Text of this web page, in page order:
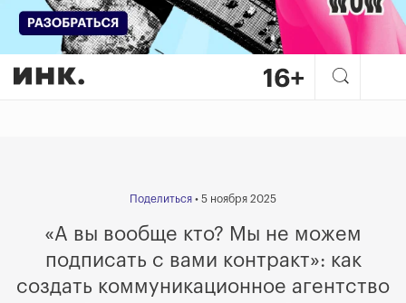
Поделиться • 5 ноября 2025
«А вы вообще кто? Мы не можем
подписать с вами контракт»: как
создать коммуникационное агентство